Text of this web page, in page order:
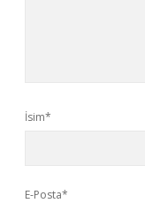
İsim*
E-Posta*